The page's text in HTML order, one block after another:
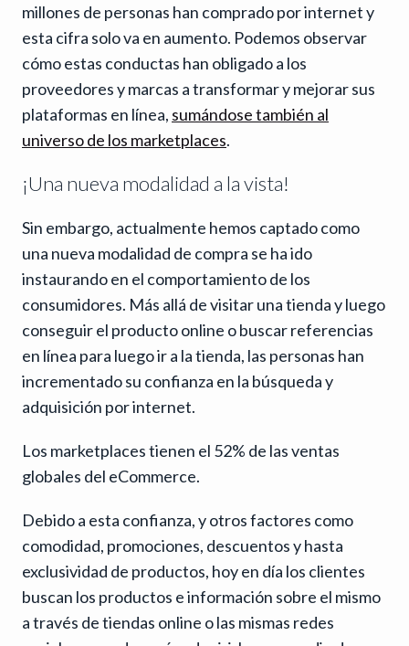
millones de personas han comprado por internet y
esta cifra solo va en aumento. Podemos observar
cómo estas conductas han obligado a los
proveedores y marcas a transformar y mejorar sus
plataformas en línea, sumándose también al
universo de los marketplaces.
¡Una nueva modalidad a la vista!
Sin embargo, actualmente hemos captado como
una nueva modalidad de compra se ha ido
instaurando en el comportamiento de los
consumidores. Más allá de visitar una tienda y luego
conseguir el producto online o buscar referencias
en línea para luego ir a la tienda, las personas han
incrementado su confianza en la búsqueda y
adquisición por internet.
Los marketplaces tienen el 52% de las ventas
globales del eCommerce.
Debido a esta confianza, y otros factores como
comodidad, promociones, descuentos y hasta
exclusividad de productos, hoy en día los clientes
buscan los productos e información sobre el mismo
a través de tiendas online o las mismas redes